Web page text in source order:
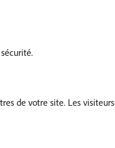
de votre site. Les visiteurs